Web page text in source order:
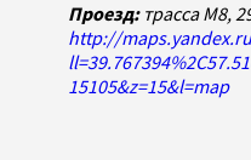
Проезд:трасса М8,
http://
15105&z=15&l=map